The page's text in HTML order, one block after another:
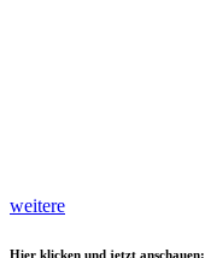
weitere
Hier klicken und jetzt anschauen: